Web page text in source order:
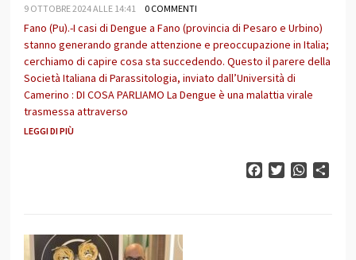
9 OTTOBRE 2024 ALLE 14:41 0 COMMENTI
Fano (Pu).-I casi di Dengue a Fano (provincia di Pesaro e Urbino)
stanno generando grande attenzione e preoccupazione in Italia;
cerchiamo di capire cosa sta succedendo. Questo il parere della
Società Italiana di Parassitologia, inviato dall’Università di
Camerino : DI COSA PARLIAMO La Dengue è una malattia virale
trasmessa attraverso
LEGGI DI PIÙ
FacebookTwitter